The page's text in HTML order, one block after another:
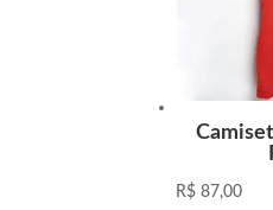
R$ 87,00